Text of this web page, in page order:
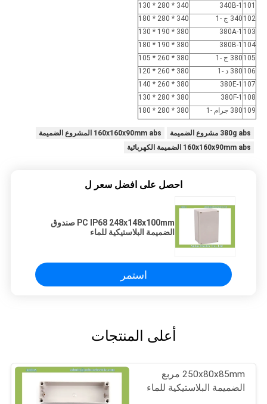
101
340B-1
340 * 280 * 130
102 340 ج -1
340 * 280 * 180
103
380A-1
380 * 190 * 130
104
380B-1
380 * 190 * 180
105 380 ج -1
380 * 260 * 105
106 380 د -1
380 * 260 * 120
107
380E-1
380 * 260 * 140
108
380F-1
380 * 280 * 130
109 380 جرام -1 380 * 280 * 180
380g abs مشروع الضميمة
160x160x90mm abs المشروع الضميمة
160x160x90mm abs الضميمة الكهربائية
احصل على افضل سعر ل
PC IP68 248x148x100mm صندوق
الضميمة البلاستيكية للماء
استمر
أعلى المنتجات
250x80x85mm مربع
الضميمة البلاستيكية للماء